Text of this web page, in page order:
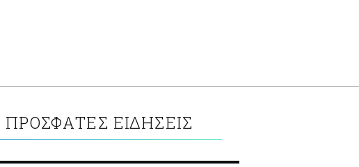
ΠΡΟΣΦΑΤΕΣ ΕΙΔΗΣΕΙΣ